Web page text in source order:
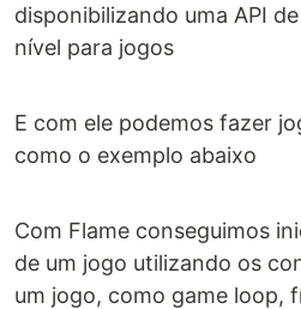
disponibilizando uma API
nível para jogos
E com ele podemos fazer
como o exemplo abaixo
Com Flame conseguimos
de um jogo utilizando os
um jogo, como game loop,